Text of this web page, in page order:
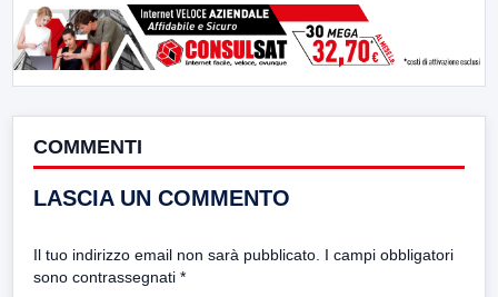
COMMENTI
LASCIA UN COMMENTO
Il tuo indirizzo email non sarà pubblicato. I campi obbligatori
sono contrassegnati *